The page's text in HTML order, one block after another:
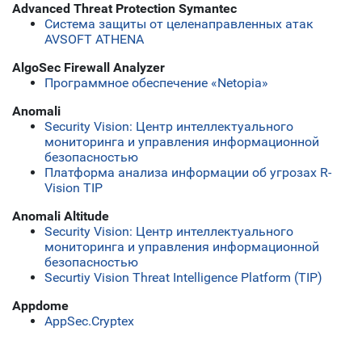
Advanced Threat Protection Symantec
Система защиты от целенаправленных атак
AVSOFT ATHENA
AlgoSec Firewall Analyzer
Программное обеспечение «Netopia»
Anomali
Security Vision: Центр интеллектуального
мониторинга и управления информационной
безопасностью
Платформа анализа информации об угрозах R-
Vision TIP
Anomali Altitude
Security Vision: Центр интеллектуального
мониторинга и управления информационной
безопасностью
Securtiy Vision Threat Intelligence Platform (TIP)
Appdome
AppSec.Cryptex